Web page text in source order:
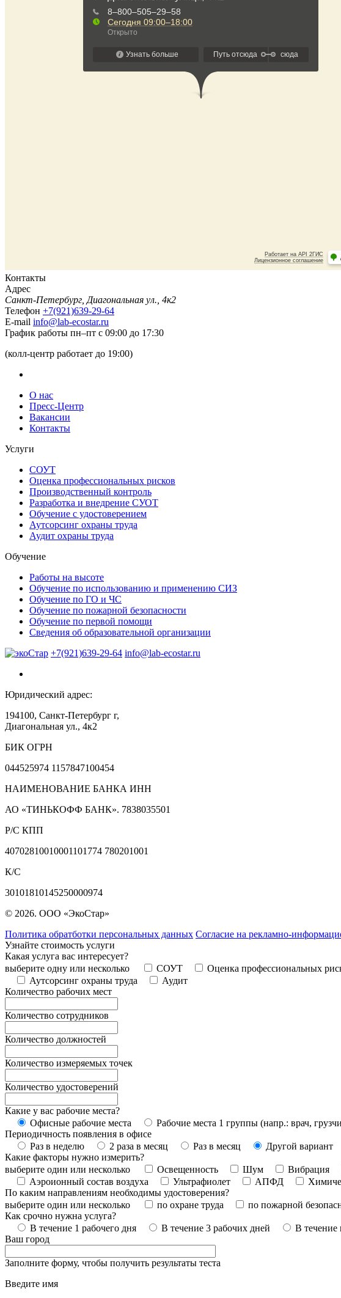
Контакты
Адрес
Санкт-Петербург, Диагональная ул., 4к2
Телефон +7(921)639-29-64
E-mail info@lab-ecostar.ru
График работы пн–пт с 09:00 до 17:30
(колл-центр работает до 19:00)
О нас
Пресс-Центр
Вакансии
Контакты
Услуги
СОУТ
Оценка профессиональных рисков
Производственный контроль
Разработка и внедрение СУОТ
Обучение с удостоверением
Аутсорсинг охраны труда
Аудит охраны труда
Обучение
Работы на высоте
Обучение по использованию и применению СИЗ
Обучение по ГО и ЧС
Обучение по пожарной безопасности
Обучение по первой помощи
Сведения об образовательной организации
+7(921)639-29-64 info@lab-ecostar.ru
Юридический адрес:
194100, Санкт-Петербург г,
Диагональная ул., 4к2
БИК ОГРН
044525974 1157847100454
НАИМЕНОВАНИЕ БАНКА ИНН
АО «ТИНЬКОФФ БАНК». 7838035501
Р/С КПП
40702810010001101774 780201001
К/С
30101810145250000974
© 2026. ООО «ЭкоСтар»
Политика обратботки персональных данных Согласие на рекламно-
Узнайте стоимость услуги
Какая услуга вас интересует?
выберите одну или несколько
СОУТ Оценка профессиональных
Аутсорсинг охраны труда
Аудит
Количество рабочих мест
Количество сотрудников
Количество должностей
Количество измеряемых точек
Количество удостоверений
Какие у вас рабочие места?
Офисные рабочие места
Рабочие места 1 группы (напр.: врач,
Периодичность появления в офисе
Раз в неделю
2 раза в месяц Раз в месяц
Другой вариант
Какие факторы нужно измерить?
выберите один или несколько
Освещенность Шум Вибрация
Аэроионный состав воздуха
Ультрафиолет АПФД
По каким направлениям необходимы удостоверения?
выберите один или несколько
по охране труда по пожарной
Как срочно нужна услуга?
В течение 1 рабочего дня
В течение 3 рабочих дней В течение
Ваш город
Заполните форму, чтобы получить результаты теста
Введите имя